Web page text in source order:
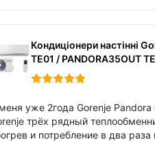
Кондиціонери настінні
TE01 / PANDORA35OUT
уже 2года Gorenje Pandora
трёх рядный
и потребление в два